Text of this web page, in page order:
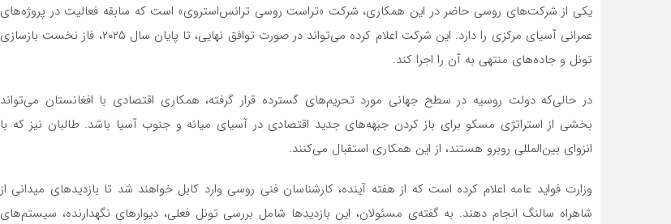
یکی از شرکت‌های روسی حاضر در این همکاری، شرکت «تراست روسی ترانس‌استروی» است که سابقه فعالیت در پروژه‌های
عمرانی آسیای مرکزی را دارد. این شرکت اعلام کرده می‌تواند در صورت توافق نهایی، تا پایان سال ۲۰۲۵، فاز نخست بازسازی
تونل و جاده‌های منتهی به آن را اجرا کند.
در حالی‌که دولت روسیه در سطح جهانی مورد تحریم‌های گسترده قرار گرفته، همکاری اقتصادی با افغانستان می‌تواند
بخشی از استراتژی مسکو برای باز کردن جبهه‌های جدید اقتصادی در آسیای میانه و جنوب آسیا باشد. طالبان نیز که با
انزوای بین‌المللی روبرو هستند، از این همکاری استقبال می‌کنند.
وزارت فواید عامه اعلام کرده است که از هفته آینده، کارشناسان فنی روسی وارد کابل خواهند شد تا بازدیدهای میدانی از
شاهراه سالنگ انجام دهند. به گفته‌ی مسئولان، این بازدیدها شامل بررسی تونل فعلی، دیوارهای نگهدارنده، سیستم‌های